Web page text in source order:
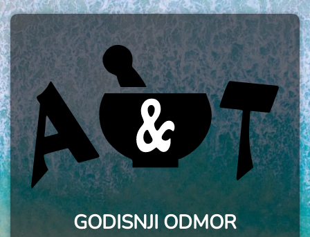
GODISNJI ODMOR